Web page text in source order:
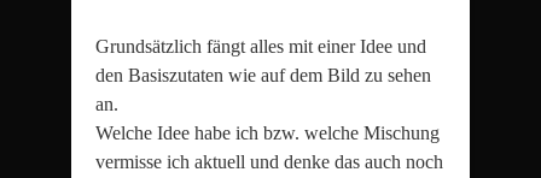
Grundsätzlich fängt alles mit einer Idee und
den Basiszutaten wie auf dem Bild zu sehen
an.
Welche Idee habe ich bzw. welche Mischung
vermisse ich aktuell und denke das auch noch